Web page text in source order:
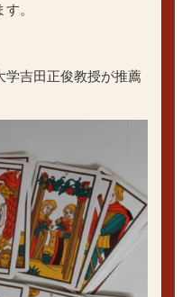
。
学吉田正俊教授が推薦